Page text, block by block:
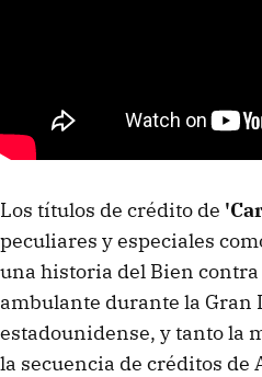
Los títulos de crédito de
peculiares y especiales
una historia del Bien
ambulante durante la Gran
estadounidense, y tanto la
la secuencia de créditos de